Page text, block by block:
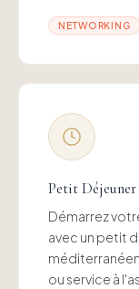
NETWORKING
Petit Déjeuner
Démarrez
avec un petit
ou service à